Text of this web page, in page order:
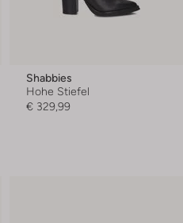
Shabbies
Hohe Stiefel
€ 329,99